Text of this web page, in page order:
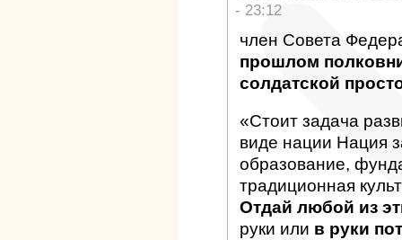
- 23:12
член Совета
прошлом
солдатской
«Стоит задача
виде нации Нация
образование,
традиционная
Отдай любой из
руки или в руки